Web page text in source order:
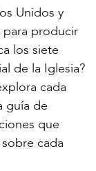
Unidos y
para producir
los siete
de la Iglesia?
cada
guía de
que
cada